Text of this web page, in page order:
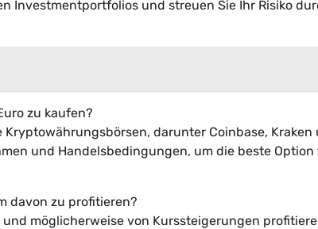
Investmentportfolios und streuen Sie Ihr Risiko
zu kaufen?
darunter Coinbase, Kraken
und Handelsbedingungen, um die beste
davon zu profitieren?
möglicherweise von Kurssteigerungen